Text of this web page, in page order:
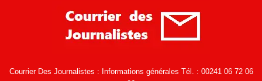
Courrier Des Journalistes : Informations générales Tél. : 00241 06 72 06